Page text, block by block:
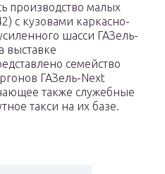
производство малых
с кузовами каркасно-
шасси ГАЗель-
выставке
семейство
ГАЗель-Next
также служебные
такси на их базе.